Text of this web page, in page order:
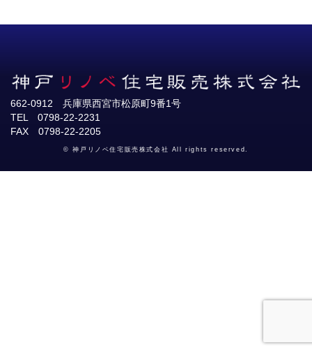
662-0912 兵庫県西宮市松原町9番1号
TEL 0798-22-2231
FAX 0798-22-2205
© 神戸リノベ住宅販売株式会社 All rights reserved.